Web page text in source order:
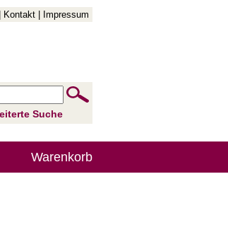
Kontakt Impressum
Suche
Warenkorb